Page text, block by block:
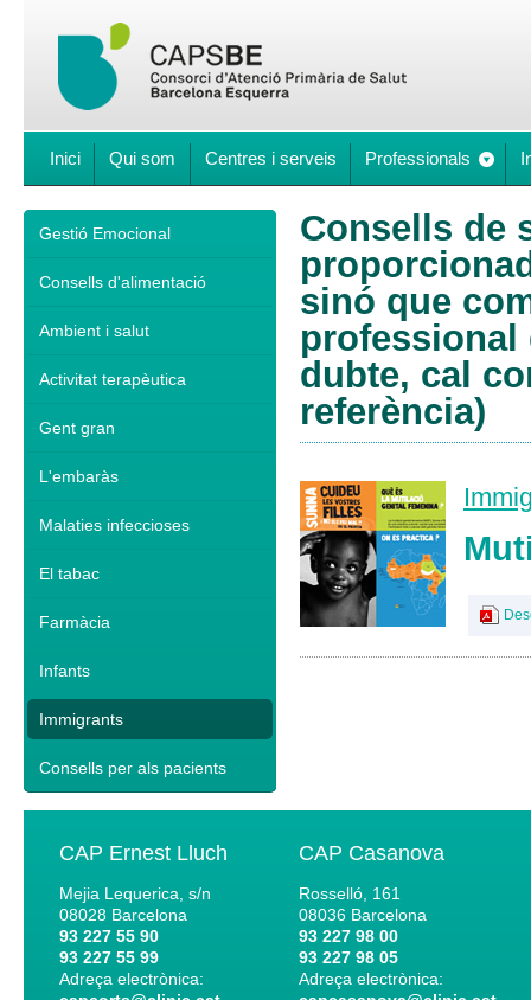
Inici Qui som Centres i serveis Professionals
Gestió Emocional
Consells d'alimentació
Ambient i salut
Activitat terapèutica
Gent gran
L'embaràs
Malaties infeccioses
El tabac
Farmàcia
Infants
Immigrants
Consells per als pacients
Consells de
sinó que
professional
dubte, cal
referència)
CAP Ernest Lluch
Mejia Lequerica, s/n
08028 Barcelona
93 227 55 90
93 227 55 99
Adreça electrònica:
CAP Casanova
Rosselló, 161
08036 Barcelona
93 227 98 00
93 227 98 05
Adreça electrònica: